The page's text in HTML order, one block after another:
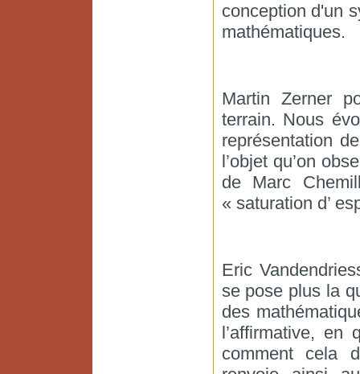
conception d'un
mathématiques.
Martin Zerner
terrain. Nous
représentation
l’objet qu’on
de Marc
« saturation d’
Eric
se pose plus la
des
l’affirmative, en
comment cela